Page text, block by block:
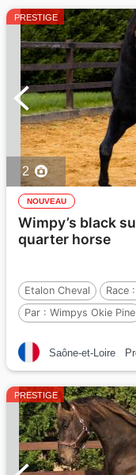
PRESTIGE
2
NOUVEAU
Wimpy’s black
quarter horse
Etalon Cheval Race :
Par : Wimpys Okie Pine
Saône-et-Loire
PRESTIGE